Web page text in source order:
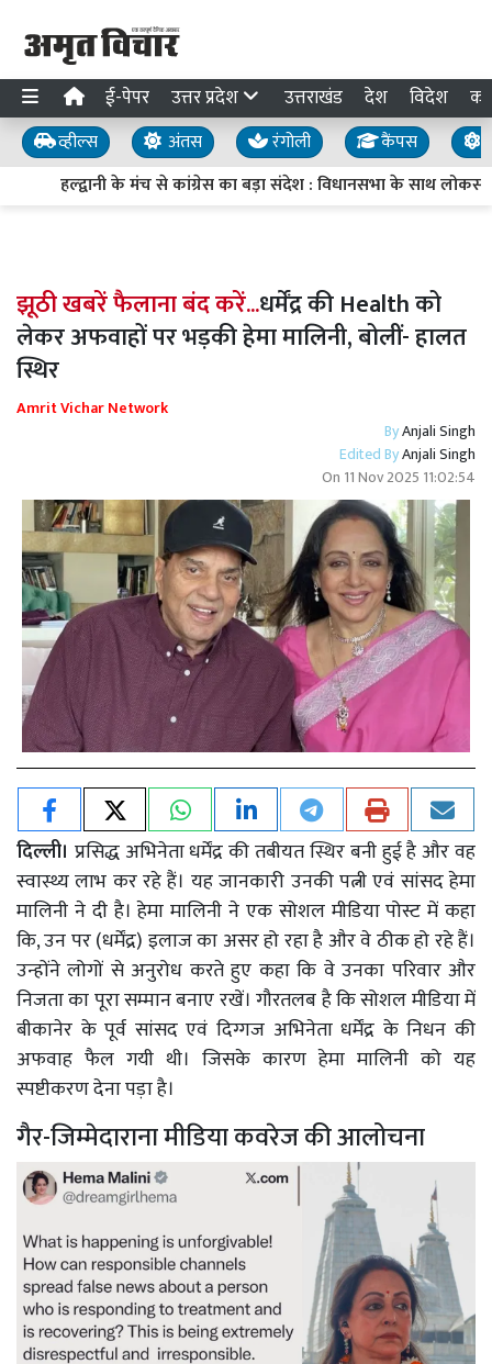
ई-पेपर उत्तर प्रदेश उत्तराखंड देश विदेश
व्हील्स अंतस रंगोली कैंपस
हल्द्वानी के मंच से कांग्रेस का बड़ा संदेश : विधानसभा के साथ लोकसभा
झूठी खबरें फैलाना बंद करें...धर्मेंद्र की Health को
लेकर अफवाहों पर भड़की हेमा मालिनी, बोलीं- हालत
स्थिर
Amrit Vichar Network
ByAnjali Singh
Edited ByAnjali Singh
On 11 Nov 2025 11:02:54
दिल्ली। प्रसिद्ध अभिनेता धर्मेंद्र की तबीयत स्थिर बनी हुई है और वह
स्वास्थ्य लाभ कर रहे हैं। यह जानकारी उनकी पत्नी एवं सांसद हेमा
मालिनी ने दी है। हेमा मालिनी ने एक सोशल मीडिया पोस्ट में कहा
कि, उन पर (धर्मेंद्र) इलाज का असर हो रहा है और वे ठीक हो रहे हैं।
उन्होंने लोगों से अनुरोध करते हुए कहा कि वे उनका परिवार और
निजता का पूरा सम्मान बनाए रखें। गौरतलब है कि सोशल मीडिया में
बीकानेर के पूर्व सांसद एवं दिग्गज अभिनेता धर्मेंद्र के निधन की
अफवाह फैल गयी थी। जिसके कारण हेमा मालिनी को यह
स्पष्टीकरण देना पड़ा है।
गैर-जिम्मेदाराना मीडिया कवरेज की आलोचना